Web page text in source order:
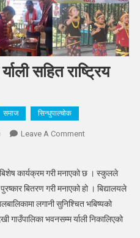
सहित राष्ट्रिय
समाज सिन्धुपाल्चोक
Leave A CommentOn
स्कुलले
र्याली
सहित
राष्ट्रिय
कार्यक्रम गरी मनाएको छ । स्कुलले
बितरण गरी मनाएको हो । बिद्यालयले
लगानी सुनिश्चित भबिष्यको
गाउँपालिका भवनसम्म र्याली निकालिएको